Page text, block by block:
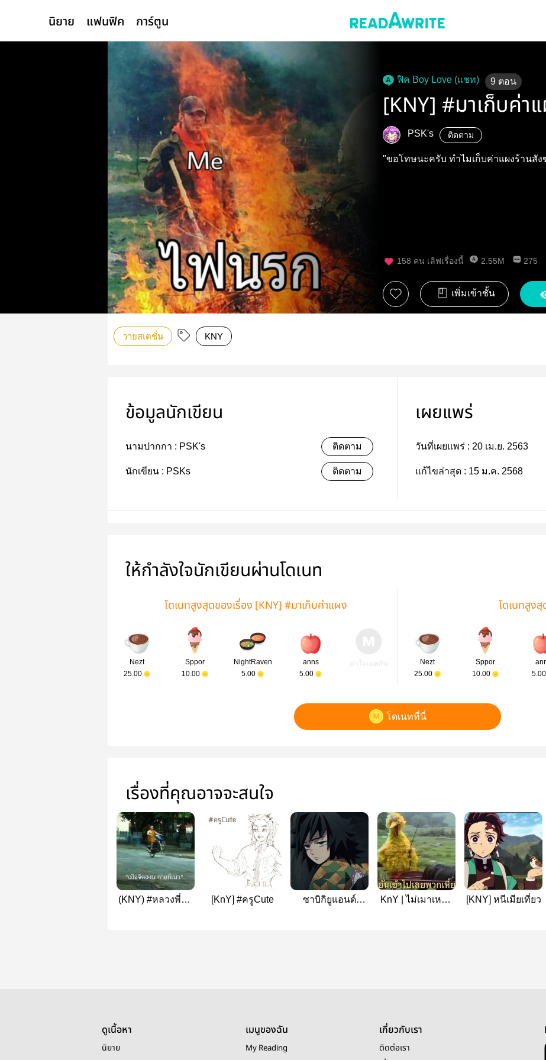
นิยาย แฟนฟิค การ์ตูน
ฟิค Boy Love (แชท) 9 ตอน
[KNY] #มาเก็บค่า
PSK's ติดตาม
158 คน เลิฟเรื่องนี้ 2.55M 275
เพิ่มเข้าชั้น
วายสเตชั่น KNY
ข้อมูลนักเขียน
นามปากกา : PSK's ติดตาม
นักเขียน : PSKs ติดตาม
เผยแพร่
วันที่เผยแพร่ : 20 เม.ย. 2563
แก้ไขล่าสุด : 15 ม.ค. 2568
ให้กำลังใจนักเขียนผ่านโดเนท
โดเนทสูงสุดของเรื่อง [KNY] #มาเก็บค่าแผง
Nezt
25.00
Sppor
10.00
NightRaven
5.00
anns
5.00
มาโดเนทกัน
โดเนทสูง
Nezt
25.00
Sppor
10.00
5.00
โดเนทที่นี่
เรื่องที่คุณอาจจะสนใจ
(KNY) #หลวงพี่ขยี้
[KnY] #ครูCute
ซาบิกิยูแอนด์
KnY | ไม่เมาเหล้า
[KNY] หนีเมียเที่ยว
ดูเนื้อหา
นิยาย
เมนูของฉัน
My Reading
เกี่ยวกับเรา
ติดต่อเรา